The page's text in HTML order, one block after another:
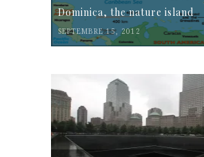
Dominica, the nature island
SEPTEMBRE 15, 2012